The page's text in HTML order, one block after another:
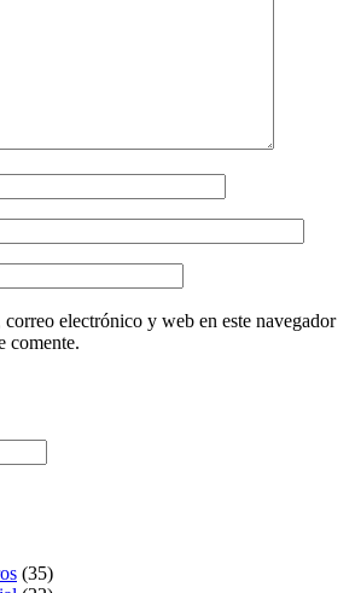
electrónico y web en este navegador
comente.
(35)